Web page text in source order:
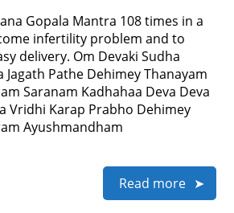
Gopala Mantra 108 times in a
infertility problem and to
delivery. Om Devaki Sudha
Jagath Pathe Dehimey Thanayam
Saranam Kadhahaa Deva Deva
Vridhi Karap Prabho Dehimey
Ayushmandham
Read more